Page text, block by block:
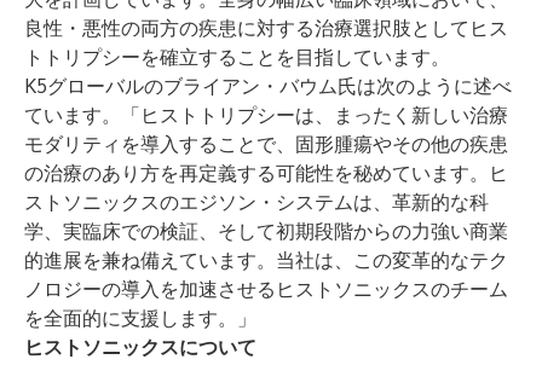
良性・悪性の両方の疾患に対する治療選択肢としてヒス
トトリプシーを確立することを目指しています。
K5グローバルのブライアン・バウム氏は次のように述べ
ています。「ヒストトリプシーは、まったく新しい治療
モダリティを導入することで、固形腫瘍やその他の疾患
の治療のあり方を再定義する可能性を秘めています。ヒ
ストソニックスのエジソン・システムは、革新的な科
学、実臨床での検証、そして初期段階からの力強い商業
的進展を兼ね備えています。当社は、この変革的なテク
ノロジーの導入を加速させるヒストソニックスのチーム
を全面的に支援します。」
ヒストソニックスについて